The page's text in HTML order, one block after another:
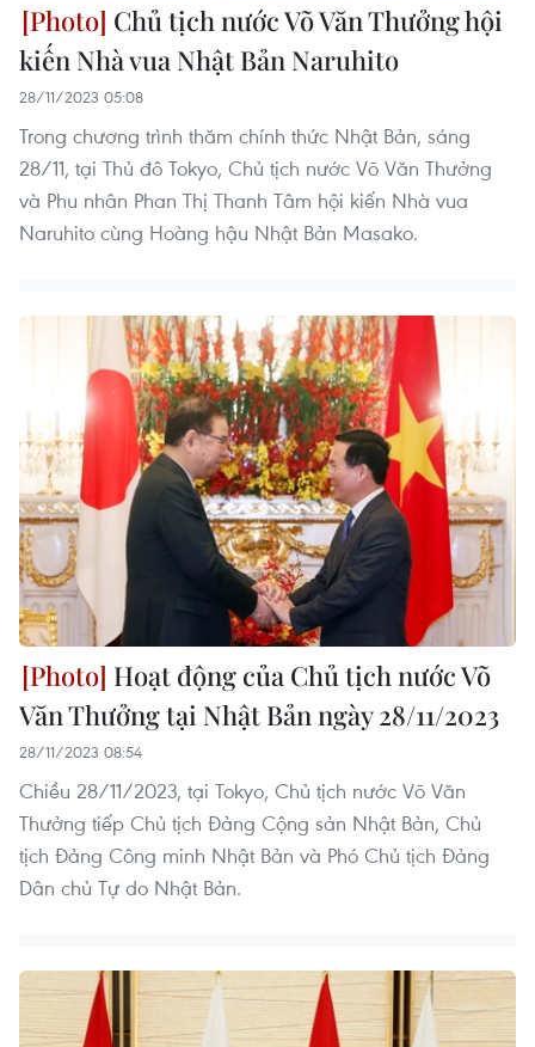
Chủ tịch nước Võ Văn Thưởng hội
kiến Nhà vua Nhật Bản Naruhito
28/11/2023 05:08
Trong chương trình thăm chính thức Nhật Bản, sáng
28/11, tại Thủ đô Tokyo, Chủ tịch nước Võ Văn Thưởng
và Phu nhân Phan Thị Thanh Tâm hội kiến Nhà vua
Naruhito cùng Hoàng hậu Nhật Bản Masako.
Hoạt động của Chủ tịch nước Võ
Văn Thưởng tại Nhật Bản ngày 28/11/2023
28/11/2023 08:54
Chiều 28/11/2023, tại Tokyo, Chủ tịch nước Võ Văn
Thưởng tiếp Chủ tịch Đảng Cộng sản Nhật Bản, Chủ
tịch Đảng Công minh Nhật Bản và Phó Chủ tịch Đảng
Dân chủ Tự do Nhật Bản.